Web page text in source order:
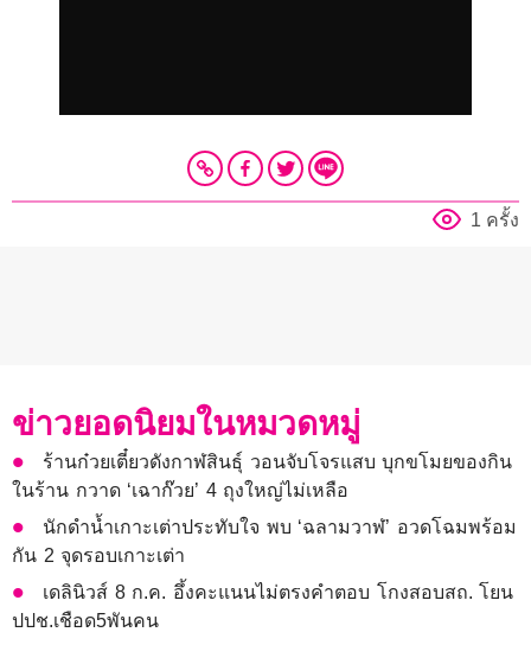
1 ครั้ง
ข่าวยอดนิยมในหมวดหมู่
ร้านก๋วยเตี๋ยวดังกาฬสินธุ์ วอนจับโจรแสบ บุกขโมยของกิน
ในร้าน กวาด ‘เฉาก๊วย’ 4 ถุงใหญ่ไม่เหลือ
นักดำน้ำเกาะเต่าประทับใจ พบ ‘ฉลามวาฬ’ อวดโฉมพร้อม
กัน 2 จุดรอบเกาะเต่า
เดลินิวส์ 8 ก.ค. อึ้งคะแนนไม่ตรงคำตอบ โกงสอบสถ. โยน
ปปช.เชือด5พันคน